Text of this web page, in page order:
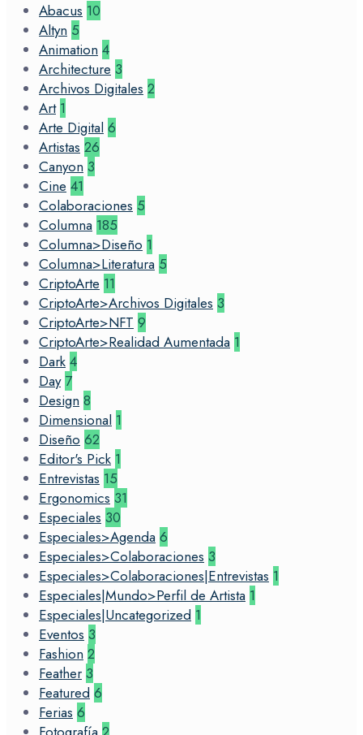
Abacus 10
Altyn 5
Animation 4
Architecture 3
Archivos Digitales 2
Art 1
Arte Digital 6
Artistas 26
Canyon 3
Cine 41
Colaboraciones 5
Columna 185
Columna>Diseño 1
Columna>Literatura 5
CriptoArte 11
CriptoArte>Archivos Digitales 3
CriptoArte>NFT 9
CriptoArte>Realidad Aumentada 1
Dark 4
Day 7
Design 8
Dimensional 1
Diseño 62
Editor's Pick 1
Entrevistas 15
Ergonomics 31
Especiales 30
Especiales>Agenda 6
Especiales>Colaboraciones 3
Especiales>Colaboraciones|Entrevistas 1
Especiales|Mundo>Perfil de Artista 1
Especiales|Uncategorized 1
Eventos 3
Fashion 2
Feather 3
Featured 6
Ferias 6